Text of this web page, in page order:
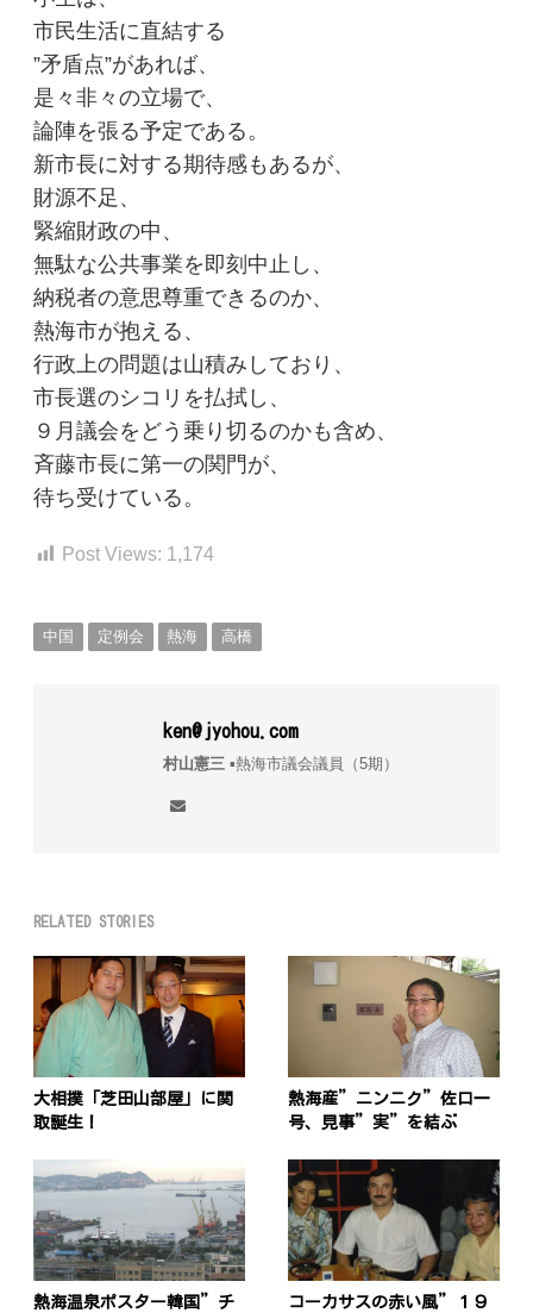
市民生活に直結する
”矛盾点”があれば、
是々非々の立場で、
論陣を張る予定である。
新市長に対する期待感もあるが、
財源不足、
緊縮財政の中、
無駄な公共事業を即刻中止し、
納税者の意思尊重できるのか、
熱海市が抱える、
行政上の問題は山積みしており、
市長選のシコリを払拭し、
９月議会をどう乗り切るのかも含め、
斉藤市長に第一の関門が、
待ち受けている。
Post Views: 1,174
中国 定例会 熱海 高橋
ken@jyohou.com
村山憲三▪︎熱海市議会議員（5期）
RELATED STORIES
大相撲「芝田山部屋」に関
取誕生！
熱海産”ニンニク”佐口一
号、見事”実”を結ぶ
熱海温泉ポスター韓国”チ
コーカサスの赤い風”１９